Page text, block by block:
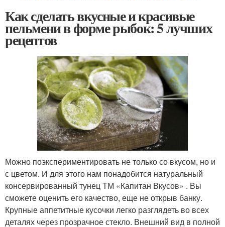
Как сделать вкусные и красивые
пельмени в форме рыбок: 5 лучших
рецептов
Можно поэкспериментировать не только со вкусом, но и
с цветом. И для этого нам понадобится натуральный
консервированный тунец ТМ «Капитан Вкусов» . Вы
сможете оценить его качество, еще не открыв банку.
Крупные аппетитные кусочки легко разглядеть во всех
деталях через прозрачное стекло. Внешний вид в полной